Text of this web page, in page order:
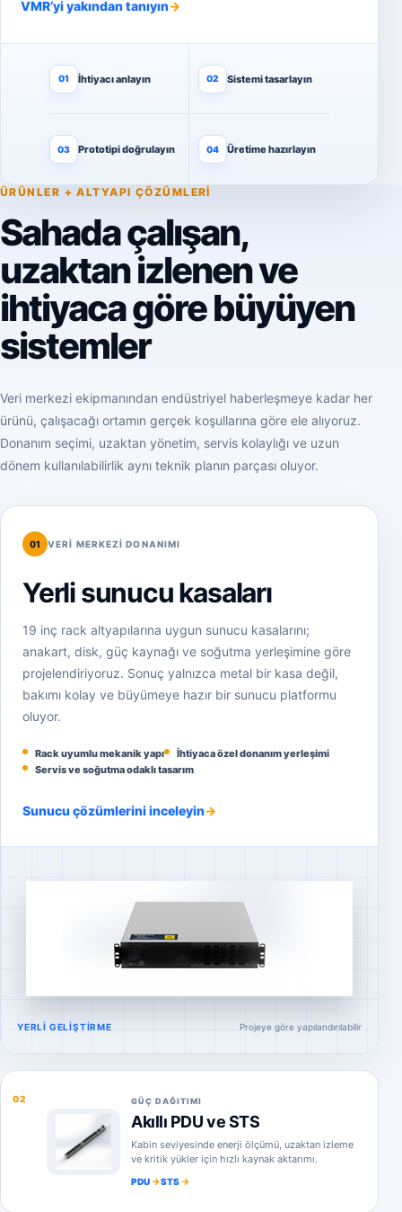
VMR’yi yakından tanıyın→
01 İhtiyacı anlayın 02 Sistemi tasarlayın
03 Prototipi doğrulayın 04 Üretime hazırlayın
ÜRÜNLER + ALTYAPI ÇÖZÜMLERI
Sahada çalışan,
uzaktan izlenen ve
ihtiyaca göre büyüyen
sistemler
Veri merkezi ekipmanından endüstriyel haberleşmeye kadar her
ürünü, çalışacağı ortamın gerçek koşullarına göre ele alıyoruz.
Donanım seçimi, uzaktan yönetim, servis kolaylığı ve uzun
dönem kullanılabilirlik aynı teknik planın parçası oluyor.
01 VERI MERKEZI DONANIMI
Yerli sunucu kasaları
19 inç rack altyapılarına uygun sunucu kasalarını;
anakart, disk, güç kaynağı ve soğutma yerleşimine göre
projelendiriyoruz. Sonuç yalnızca metal bir kasa değil,
bakımı kolay ve büyümeye hazır bir sunucu platformu
oluyor.
Rack uyumlu mekanik yapı
İhtiyaca özel donanım yerleşimi
Servis ve soğutma odaklı tasarım
Sunucu çözümlerini inceleyin→
YERLI GELIŞTIRME Projeye göre yapılandırılabilir
02 GÜÇ DAĞITIMI
Akıllı PDU ve STS
Kabin seviyesinde enerji ölçümü, uzaktan izleme
ve kritik yükler için hızlı kaynak aktarımı.
PDU STS